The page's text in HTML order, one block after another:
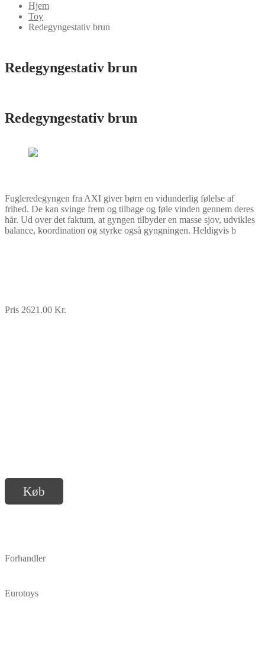
Hjem
Toy
Redegyngestativ brun
Redegyngestativ brun
Redegyngestativ brun
Fugleredegyngen fra AXI giver børn en vidunderlig følelse af
frihed. De kan svinge frem og tilbage og føle vinden gennem deres
hår. Ud over det faktum, at gyngen tilbyder en masse sjov, udvikles
balance, koordination og styrke også gyngningen. Heldigvis b
Pris 2621.00 Kr.
Køb
Forhandler
Eurotoys